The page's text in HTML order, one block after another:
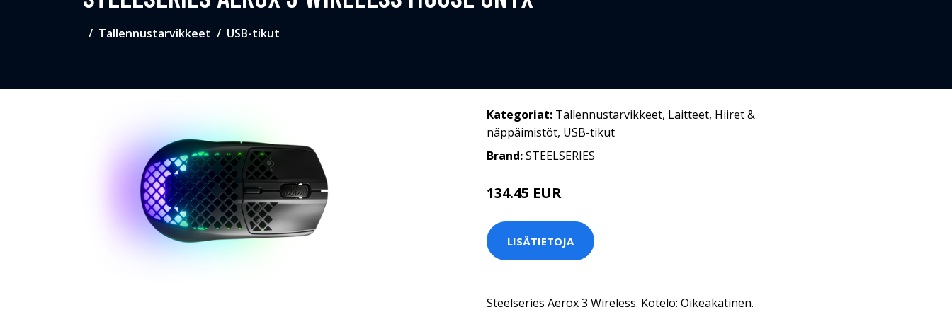
Tallennustarvikkeet USB-tikut
Kategoriat: Tallennustarvikkeet, Laitteet, Hiiret &
näppäimistöt, USB-tikut
Brand:STEELSERIES
134.45 EUR
LISÄTIETOJA
Steelseries Aerox 3 Wireless. Kotelo: Oikeakätinen.